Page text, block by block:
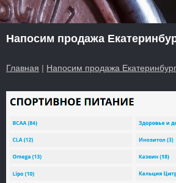
Напосим продажа
Главная | Напосим продажа Екатеринбург